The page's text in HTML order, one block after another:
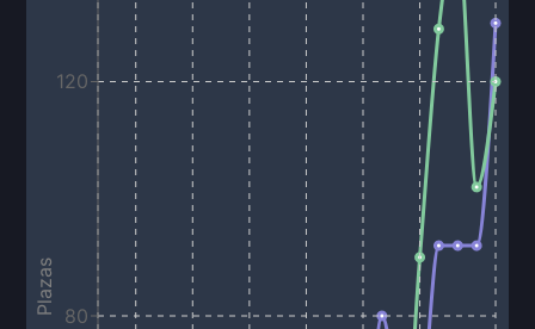
80
120
Plazas